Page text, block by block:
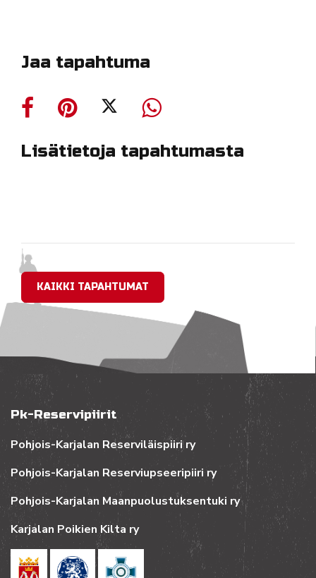
Jaa tapahtuma
Lisätietoja tapahtumasta
KAIKKI TAPAHTUMAT
Pk-Reservipiirit
Pohjois-Karjalan Reserviläispiiri ry
Pohjois-Karjalan Reserviupseeripiiri ry
Pohjois-Karjalan Maanpuolustuksentuki ry
Karjalan Poikien Kilta ry